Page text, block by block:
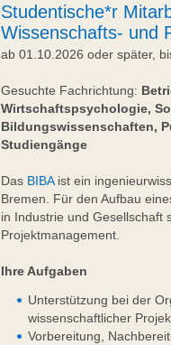
Studentische*r
Wissenschafts- und
ab 01.10.2026 oder später,
Gesuchte Fachrichtung:
Wirtschaftspsychologie,
Bildungswissenschaften,
Studiengänge
Das BIBAist ein
Bremen. Für den Aufbau
in Industrie und Gesellschaft
Projektmanagement.
Ihre Aufgaben
Unterstützung bei der
wissenschaftlicher
Vorbereitung,